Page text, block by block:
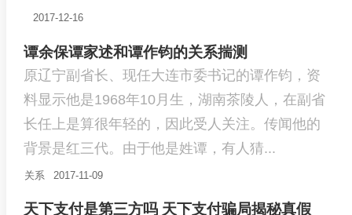
2017-12-16
谭余保谭家述和谭作钧的关系揣测
原辽宁副省长、现任大连市委书记的谭作钧，资
料显示他是1968年10月生，湖南茶陵人，在副省
长任上是算很年轻的，因此受人关注。传闻他的
背景是红三代。由于他是姓谭，有人猜...
关系 2017-11-09
天下支付是第三方吗 天下支付骗局揭秘真假